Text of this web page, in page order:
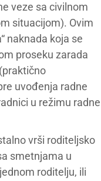
veze sa civilnom
situacijom). Ovim
naknada koja se
proseku zarada
uvođenja radne
u režimu radne
vrši roditeljsko
smetnjama u
roditelju, ili